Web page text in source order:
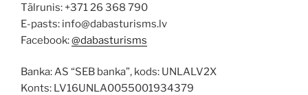
Tālrunis: +371 26 368 790
E-pasts: info@dabasturisms.lv
Facebook:@dabasturisms
Banka: AS “SEB banka”, kods: UNLALV2X
Konts: LV16UNLA0055001934379